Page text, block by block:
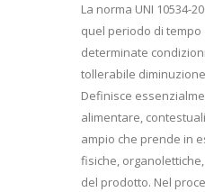
La norma UNI 10534-
quel periodo di
determinate
tollerabile
Definisce
alimentare,
ampio che prende in
fisiche,
del prodotto. Nel